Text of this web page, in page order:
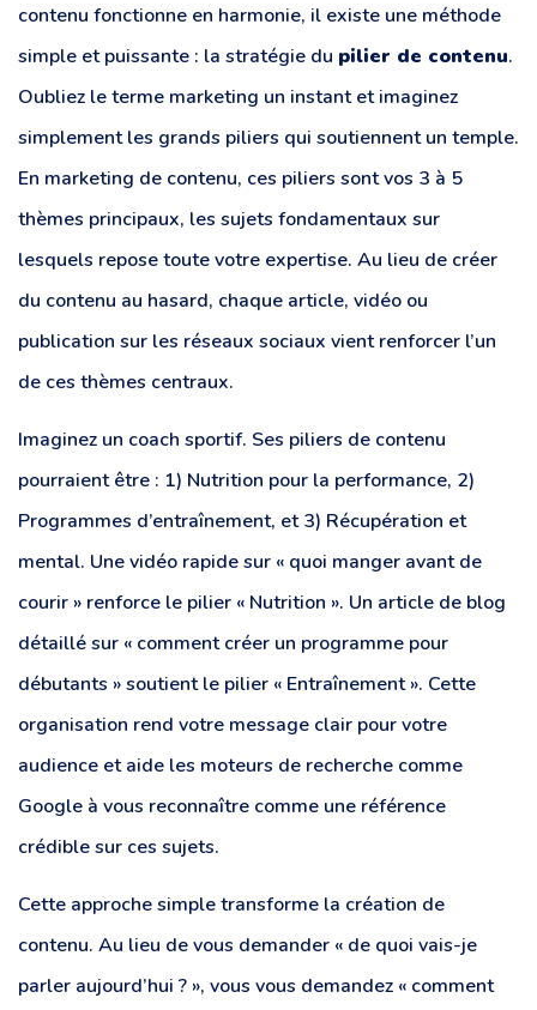
contenu fonctionne en harmonie, il existe une méthode
simple et puissante : la stratégie du pilier de contenu.
Oubliez le terme marketing un instant et imaginez
simplement les grands piliers qui soutiennent un temple.
En marketing de contenu, ces piliers sont vos 3 à 5
thèmes principaux, les sujets fondamentaux sur
lesquels repose toute votre expertise. Au lieu de créer
du contenu au hasard, chaque article, vidéo ou
publication sur les réseaux sociaux vient renforcer l’un
de ces thèmes centraux.
Imaginez un coach sportif. Ses piliers de contenu
pourraient être : 1) Nutrition pour la performance, 2)
Programmes d’entraînement, et 3) Récupération et
mental. Une vidéo rapide sur « quoi manger avant de
courir » renforce le pilier « Nutrition ». Un article de blog
détaillé sur « comment créer un programme pour
débutants » soutient le pilier « Entraînement ». Cette
organisation rend votre message clair pour votre
audience et aide les moteurs de recherche comme
Google à vous reconnaître comme une référence
crédible sur ces sujets.
Cette approche simple transforme la création de
contenu. Au lieu de vous demander « de quoi vais-je
parler aujourd’hui ? », vous vous demandez « comment